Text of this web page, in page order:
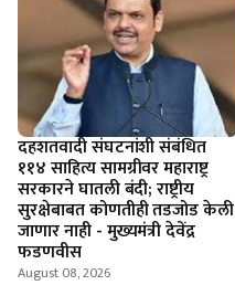
दहशतवादी संघटनांशी संबंधित
११४ साहित्य सामग्रीवर महाराष्ट्र
सरकारने घातली बंदी; राष्ट्रीय
सुरक्षेबाबत कोणतीही तडजोड केली
जाणार नाही - मुख्यमंत्री देवेंद्र
फडणवीस
August 08, 2026